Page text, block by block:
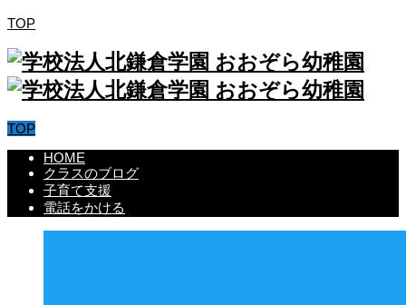
TOP
TOP
HOME
クラスのブログ
子育て支援
電話をかける